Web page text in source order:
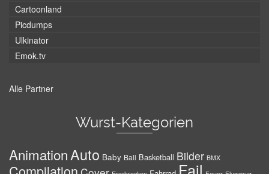
Cartoonland
Picdumps
Ulkinator
Emok.tv
Alle Partner
Wurst-Kategorien
AnimationAuto Baby Ball Basketball Bilder BMX